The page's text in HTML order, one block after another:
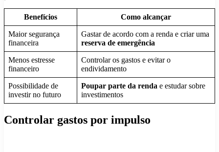
Benefícios Como alcançar
Maior segurança
financeira
Gastar de acordo com a renda e criar uma
reserva de emergência
Menos estresse
financeiro
Controlar os gastos e evitar o
endividamento
Possibilidade de
investir no futuro
Poupar parte da renda e estudar sobre
investimentos
Controlar gastos por impulso